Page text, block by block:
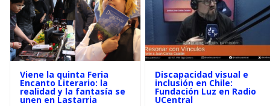
Viene la quinta Feria
Encanto Literario: la
realidad y la fantasía se
unen en Lastarria
Discapacidad visual e
inclusión en Chile:
Fundación Luz en Radio
UCentral